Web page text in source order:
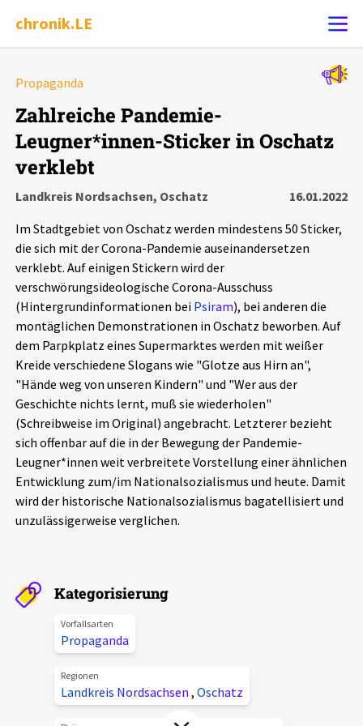
chronik.LE
Chronik
Dossiers
Leipziger Zustände
Schlaglichter
Phänomene
Aktuelles
Alle Beiträge
Veranstaltungen
Pressemitteilungen
Podcasts
Über uns
Projektbeschreibung
Kontakt
chronik.LE in der Presse
Propaganda
Zahlreiche Pandemie-
Leugner*innen-Sticker in Oschatz
verklebt
Landkreis Nordsachsen, Oschatz
16.01.2022
Im Stadtgebiet von Oschatz werden mindestens 50 Sticker,
die sich mit der Corona-Pandemie auseinandersetzen
verklebt. Auf einigen Stickern wird der
verschwörungsideologische Corona-Ausschuss
(Hintergrundinformationen bei Psiram), bei anderen die
montäglichen Demonstrationen in Oschatz beworben. Auf
dem Parpkplatz eines Supermarktes werden mit weißer
Kreide verschiedene Slogans wie "Glotze aus Hirn an",
"Hände weg von unseren Kindern" und "Wer aus der
Geschichte nichts lernt, muß sie wiederholen"
(Schreibweise im Original) angebracht. Letzterer bezieht
sich offenbar auf die in der Bewegung der Pandemie-
Leugner*innen weit verbreitete Vorstellung einer ähnlichen
Entwicklung zum/im Nationalsozialismus und heute. Damit
wird der historische Nationalsozialismus bagatellisiert und
unzulässigerweise verglichen.
Kategorisierung
Vorfallsarten
Propaganda
Regionen
Landkreis Nordsachsen , Oschatz
Alle Ereignisse
7502Ereignisse
Ereignisse Statistik
Exportieren Filter Erklärungen